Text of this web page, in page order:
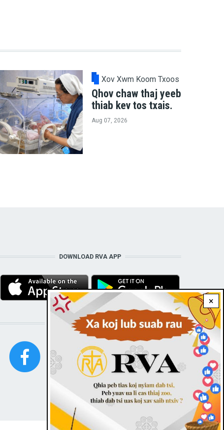
Xov Xwm Koom Txoos
Qhov chaw thaj yeeb
thiab kev tos txais.
Aug 07, 2026
×
DOWNLOAD RVA APP
STAY CONNECTED WITH US!